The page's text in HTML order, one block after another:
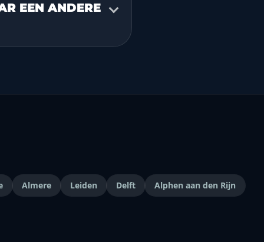
EEN ANDERE
Almere Leiden Delft Alphen aan den Rijn